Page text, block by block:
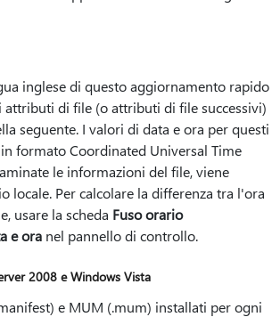
inglese di questo aggiornamento rapido
attributi di file (o attributi di file successivi)
seguente. I valori di data e ora per questi
formato Coordinated Universal Time
le informazioni del file, viene
locale. Per calcolare la differenza tra l'ora
usare la scheda Fuso orario
e ora nel pannello di controllo.
2008 e Windows Vista
e MUM (.mum) installati per ogni